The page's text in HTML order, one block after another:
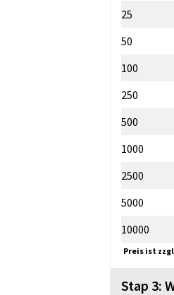
25
50
100
250
500
1000
2500
5000
10000
Preis ist
Stap 3: